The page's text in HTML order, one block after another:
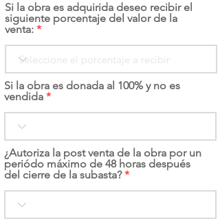
Si la obra es adquirida deseo recibir el
siguiente porcentaje del valor de la
venta:
Si la obra es donada al 100% y no es
vendida
¿Autoriza la post venta de la obra por un
periódo máximo de 48 horas después
del cierre de la subasta?